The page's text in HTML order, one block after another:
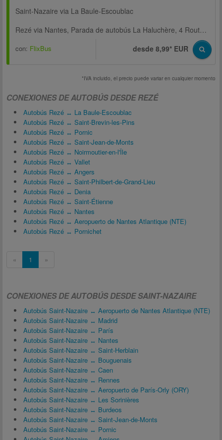
Saint-Nazaire via La Baule-Escoublac
Rezé via Nantes, Parada de autobús La Haluchère, 4 Route de Paris
con: FlixBus desde 8,99* EUR
*IVA incluido, el precio puede variar en cualquier momento
CONEXIONES DE AUTOBÚS DESDE REZÉ
Autobús Rezé ↔ La Baule-Escoublac
Autobús Rezé ↔ Saint-Brevin-les-Pins
Autobús Rezé ↔ Pornic
Autobús Rezé ↔ Saint-Jean-de-Monts
Autobús Rezé ↔ Noirmoutier-en-l'Île
Autobús Rezé ↔ Vallet
Autobús Rezé ↔ Angers
Autobús Rezé ↔ Saint-Philbert-de-Grand-Lieu
Autobús Rezé ↔ Denia
Autobús Rezé ↔ Saint-Étienne
Autobús Rezé ↔ Nantes
Autobús Rezé ↔ Aeropuerto de Nantes Atlantique (NTE)
Autobús Rezé ↔ Pornichet
« 1 »
CONEXIONES DE AUTOBÚS DESDE SAINT-NAZAIRE
Autobús Saint-Nazaire ↔ Aeropuerto de Nantes Atlantique (NTE)
Autobús Saint-Nazaire ↔ Madrid
Autobús Saint-Nazaire ↔ París
Autobús Saint-Nazaire ↔ Nantes
Autobús Saint-Nazaire ↔ Saint-Herblain
Autobús Saint-Nazaire ↔ Bouguenais
Autobús Saint-Nazaire ↔ Caen
Autobús Saint-Nazaire ↔ Rennes
Autobús Saint-Nazaire ↔ Aeropuerto de París-Orly (ORY)
Autobús Saint-Nazaire ↔ Les Sorinières
Autobús Saint-Nazaire ↔ Burdeos
Autobús Saint-Nazaire ↔ Saint-Jean-de-Monts
Autobús Saint-Nazaire ↔ Pornic